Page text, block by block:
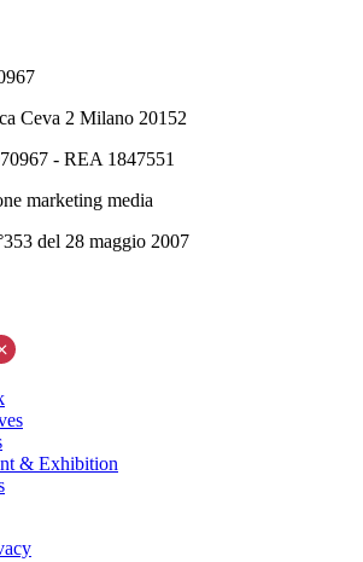
Ceva 2 Milano 20152
- REA 1847551
marketing media
del 28 maggio 2007